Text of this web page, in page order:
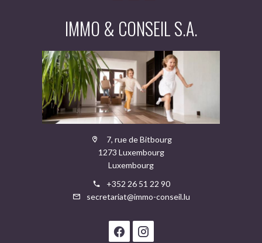
IMMO & CONSEIL S.A.
7, rue de Bitbourg
1273 Luxembourg
Luxembourg
+352 26 51 22 90
secretariat@immo-conseil.lu